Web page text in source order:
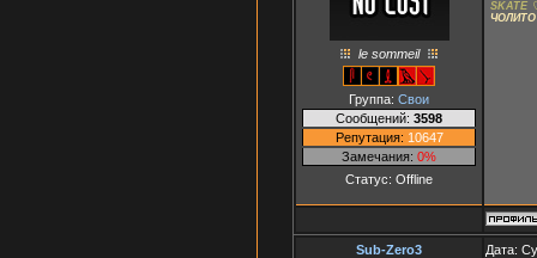
le sommeil
Группа: Свои
Сообщений: 3598
Репутация: 10647
Замечания: 0%
Статус: Offline
SKATE
ЧОЛИТО
Sub-Zero3 Дата: